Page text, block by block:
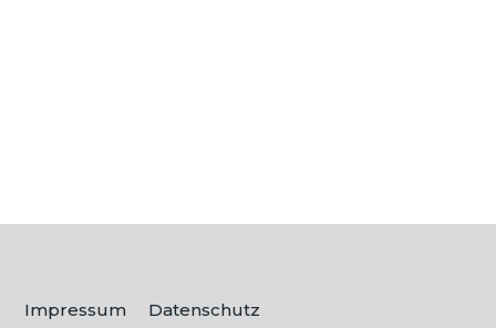
Impressum Datenschutz